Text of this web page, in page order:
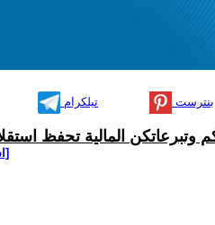
تيلكرام بنترست
وتبرعاتكن المالية تحفظ